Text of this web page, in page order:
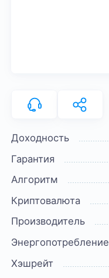
Доходность
Гарантия
Алгоритм
Криптовалюта
Производитель
Энергопотребление
Хэшрейт